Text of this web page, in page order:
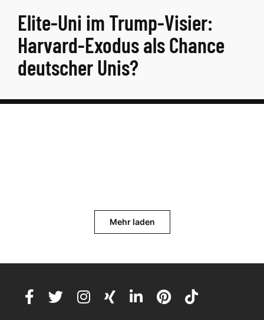
Elite-Uni im Trump-Visier:
Harvard-Exodus als Chance
deutscher Unis?
Mehr laden